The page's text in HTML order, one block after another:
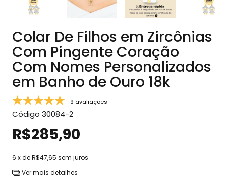
Colar De Filhos em Zircônias
Com Pingente Coração
Com Nomes Personalizados
em Banho de Ouro 18k
9 avaliações
Código 30084-2
R$285,90
6 x deR$47,65 sem juros
Ver mais detalhes